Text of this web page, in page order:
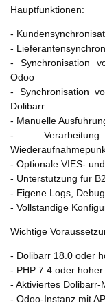
Hauptfunktionen:
-
-
- Synchronisation
Odoo
- Synchronisation
Dolibarr
- Manuelle
-
- Optionale VIES-
- Unterstutzung fur
- Eigene Logs,
- Vollstandige
Wichtige
- Dolibarr 18.0 oder
- PHP 7.4 oder hoher
- Aktiviertes Dolibarr-
- Odoo-Instanz mit